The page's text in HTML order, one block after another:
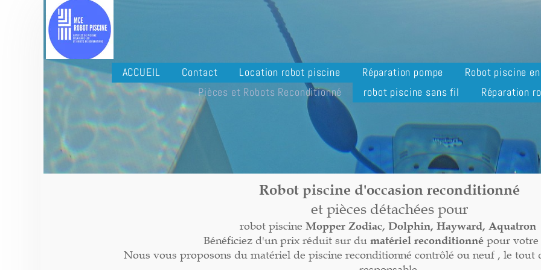
ACCUEIL Contact Location robot piscine Réparation pompe
Robot piscine
Pièces et Robots Reconditionné
robot piscine sans fil Réparation
Robot piscine d'occasion reconditionné
et pièces détachées pour
robot piscine Mopper Zodiac, Dolphin, Hayward, Aquatron
Bénéficiez d'un prix réduit sur du matériel reconditionné pour votre
Nous vous proposons du matériel de piscine reconditionné contrôlé ou neuf , le tout